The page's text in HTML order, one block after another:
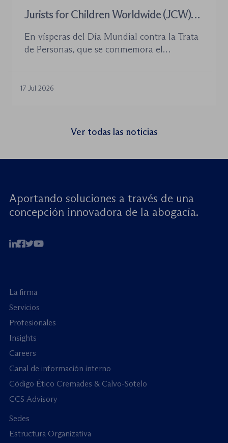
Jurists for Children Worldwide (JCW)
para combatir la trata de menores y
defender el Estado de Derecho
En vísperas del Día Mundial contra la Trata
de Personas, que se conmemora el
la World Jurist Association (WJA) y Just
seminario web internacional «Trata de
menores: reforzando la rendición de
17 Jul 2026
Ver todas las noticias
Aportando soluciones a través de una
concepción innovadora de la abogacía.
La firma
Servicios
Profesionales
Insights
Careers
Canal de información interno
Código Ético Cremades & Calvo-Sotelo
CCS Advisory
Sedes
Estructura Organizativa